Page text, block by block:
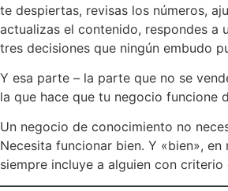
te despiertas, revisas los números,
actualizas el contenido, respondes a
tres decisiones que ningún embudo
Y esa parte – la parte que no se
la que hace que tu negocio funcione
Un negocio de conocimiento no
Necesita funcionar bien. Y «bien», en
siempre incluye a alguien con criterio